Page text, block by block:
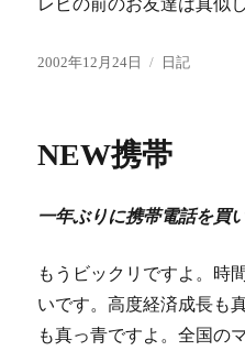
レビの前のお友達は真似
投
2002年12月24日
カ
ー
日記
NEW携帯
一年ぶりに携帯電話を買
もうビックリですよ。時
いです。高度経済成長も
も真っ青ですよ。全国の